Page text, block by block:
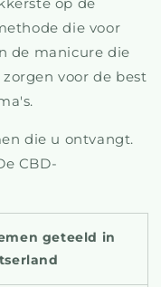
die voor
de manicure die
voor de best
die u ontvangt.
CBD-
geteeld in